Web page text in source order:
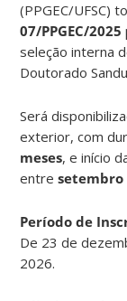
(PPGEC/UFSC)
07/PPGEC/2025
seleção interna
Doutorado
Será
exterior, com
meses, e início
entresetembro
Período de
De 23 de
2026.